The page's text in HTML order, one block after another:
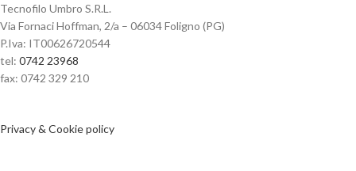
Tecnofilo Umbro S.R.L.
Via Fornaci Hoffman, 2/a – 06034 Foligno (PG)
P.Iva: IT00626720544
tel: 0742 23968
fax: 0742 329 210
Privacy & Cookie policy